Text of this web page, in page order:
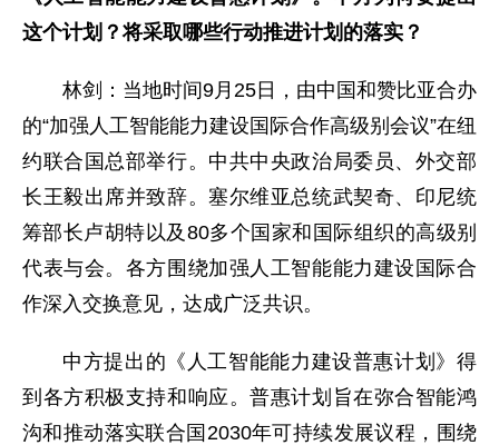
这个计划？将采取哪些行动推进计划的落实？
林剑：当地时间9月25日，由中国和赞比亚合办
的“加强人工智能能力建设国际合作高级别会议”在纽
约联合国总部举行。中共中央政治局委员、外交部
长王毅出席并致辞。塞尔维亚总统武契奇、印尼统
筹部长卢胡特以及80多个国家和国际组织的高级别
代表与会。各方围绕加强人工智能能力建设国际合
作深入交换意见，达成广泛共识。
中方提出的《人工智能能力建设普惠计划》得
到各方积极支持和响应。普惠计划旨在弥合智能鸿
沟和推动落实联合国2030年可持续发展议程，围绕